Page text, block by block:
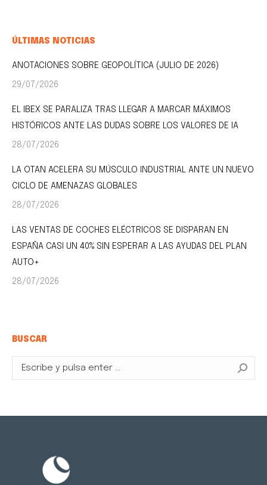
ÚLTIMAS NOTICIAS
ANOTACIONES SOBRE GEOPOLÍTICA (JULIO DE 2026)
29/07/2026
EL IBEX SE PARALIZA TRAS LLEGAR A MARCAR MÁXIMOS
HISTÓRICOS ANTE LAS DUDAS SOBRE LOS VALORES DE IA
28/07/2026
LA OTAN ACELERA SU MÚSCULO INDUSTRIAL ANTE UN NUEVO
CICLO DE AMENAZAS GLOBALES
28/07/2026
LAS VENTAS DE COCHES ELÉCTRICOS SE DISPARAN EN
ESPAÑA CASI UN 40% SIN ESPERAR A LAS AYUDAS DEL PLAN
AUTO+
28/07/2026
BUSCAR
Buscar: